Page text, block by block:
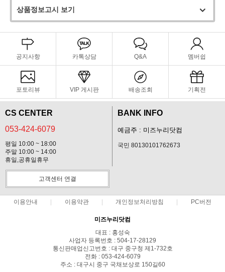
상품정보고시 보기
공지사항 카톡상담 Q&A 멤버쉽
포토리뷰 VIP 게시판 배송조회 기획전
CS CENTER
053-424-6079
평일 10:00 ~ 18:00
주말 10:00 ~ 14:00
휴일,공휴일휴무
BANK INFO
예금주 : 미즈누리닷컴
국민 80130101762673
고객센터 연결
이용안내 이용약관 개인정보처리방침 PC버전
미즈누리닷컴
대표 : 홍성숙
사업자 등록번호 : 504-17-28129
통신판매업신고번호 : 대구 중구청 제1-732호
전화 : 053-424-6079
주소 : 대구시 중구 국채보상로 150길60